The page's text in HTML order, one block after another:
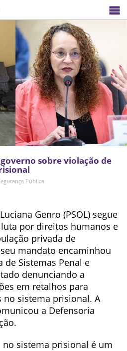
sobre violação de
Pública
Genro (PSOL) segue
por direitos humanos e
privada de
mandato encaminhou
de Sistemas Penal e
denunciando a
em retalhos para
no sistema prisional. A
a Defensoria
no sistema prisional é um